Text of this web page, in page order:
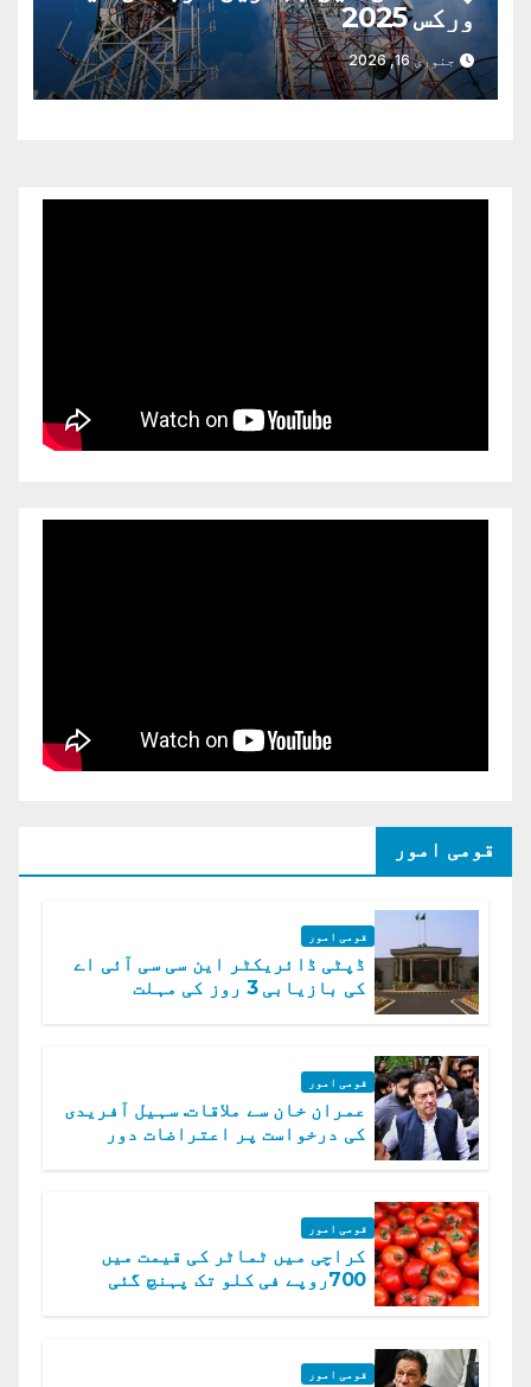
ورکس 2025
جنوری 16, 2026
قومی امور
قومی امور
ڈپٹی ڈائریکٹر این سی سی آئی اے
کی بازیابی 3 روز کی مہلت
قومی امور
عمران خان سے ملاقات. سہیل آفریدی
کی درخواست پر اعتراضات دور
قومی امور
کراچی میں ٹماٹر کی قیمت میں
700روپے فی کلو تک پہنچ گئی
قومی امور